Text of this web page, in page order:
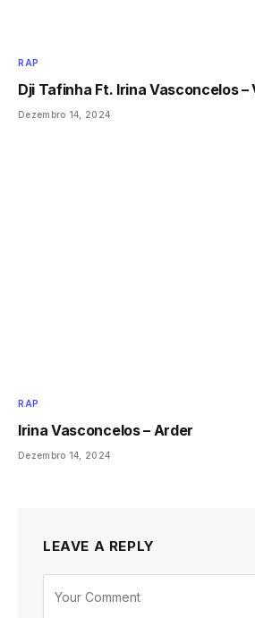
RAP
Dji Tafinha Ft. Irina Vasconcelos –
Dezembro 14, 2024
RAP
Irina Vasconcelos – Arder
Dezembro 14, 2024
LEAVE A REPLY